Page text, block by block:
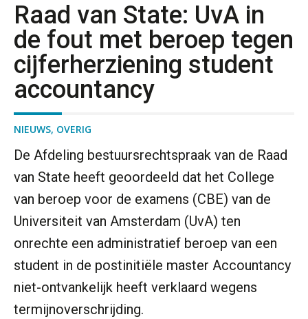
Raad van State: UvA in
de fout met beroep tegen
cijferherziening student
accountancy
NIEUWS, OVERIG
De Afdeling bestuursrechtspraak van de Raad
van State heeft geoordeeld dat het College
van beroep voor de examens (CBE) van de
Universiteit van Amsterdam (UvA) ten
onrechte een administratief beroep van een
student in de postinitiële master Accountancy
niet-ontvankelijk heeft verklaard wegens
termijnoverschrijding.